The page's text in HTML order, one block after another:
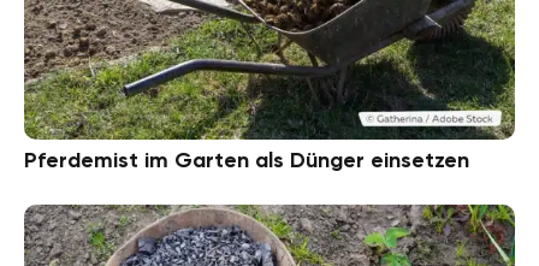
Pferdemist im Garten als Dünger einsetzen